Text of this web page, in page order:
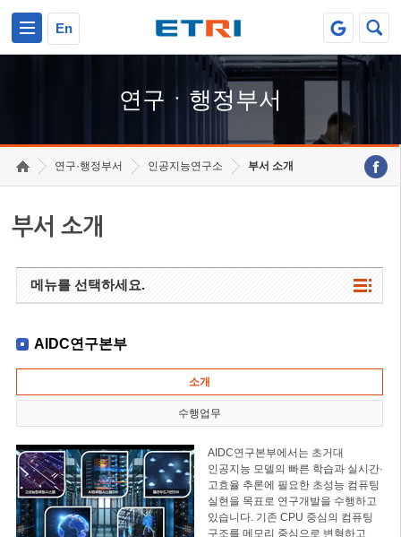
En
연구ㆍ행정부서
연구·행정부서 인공지능연구소 부서 소개
부서 소개
메뉴를 선택하세요.
AIDC연구본부
소개
수행업무
AIDC연구본부에서는 초거대
인공지능 모델의 빠른 학습과 실시간·
고효율 추론에 필요한 초성능 컴퓨팅
실현을 목표로 연구개발을 수행하고
있습니다. 기존 CPU 중심의 컴퓨팅
구조를 메모리 중심으로 변혁하고